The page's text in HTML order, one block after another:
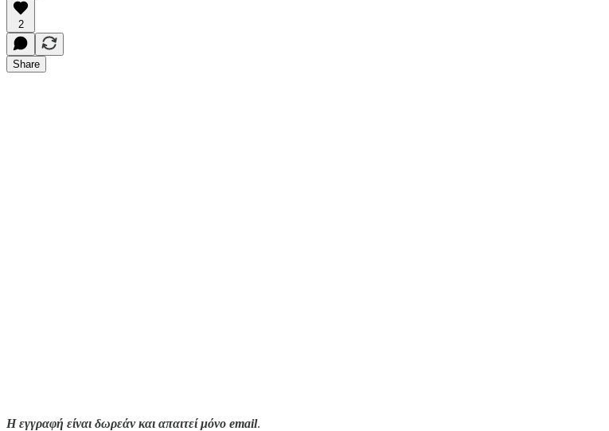
2
Share
Η εγγραφή είναι δωρεάν και απαιτεί μόνο email.